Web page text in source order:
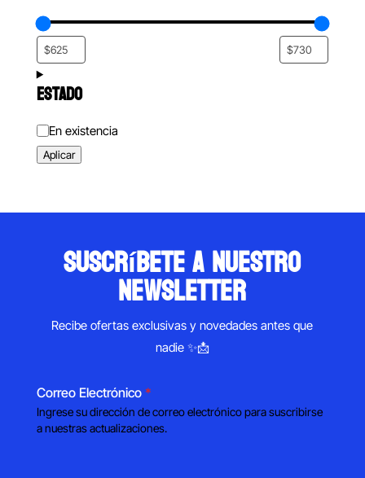
ESTADO
Estado
En existencia
Aplicar
suscríbete a nuestro
newsletter
Recibe ofertas exclusivas y novedades antes que
nadie ✨📩
Correo Electrónico *
Ingrese su dirección de correo electrónico para suscribirse
a nuestras actualizaciones.